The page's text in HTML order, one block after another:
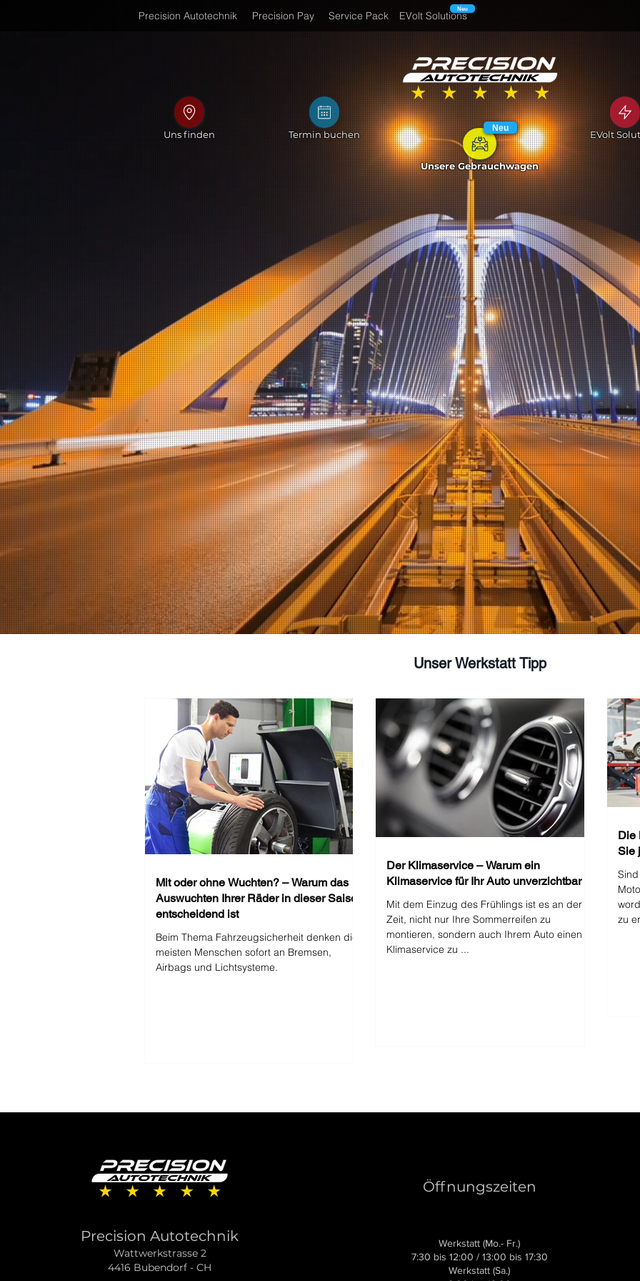
Precision Autotechnik Precision Pay Service Pack EVolt Solutions
Neu
Uns finden Termin buchen
Neu
EVolt
Unsere Gebrauchwagen
Innovative Fahrzeugreparaturen bei
Precision Autotechnik!
Halten Sie Ihr Auto in Bestform mit unseren erstklassigen
Wir sind spezialisiert auf die Wartung und Reparatur von Fahrzeugen aller
Marken, einschließlich modernster Elektroautos.
Buchen Sie noch heute einen Termin und erleben Sie unseren
Service! Ihre Zufriedenheit ist unsere oberste Priorität!
Termin online buchen
Unser Werkstatt Tipp
Mit oder ohne Wuchten? – Warum das
Auswuchten Ihrer Räder in dieser Saison
entscheidend ist
Beim Thema Fahrzeugsicherheit denken die
meisten Menschen sofort an Bremsen,
Airbags und Lichtsysteme.
Der Klimaservice – Warum ein
Klimaservice für Ihr Auto unverzichtbar i
Mit dem Einzug des Frühlings ist es an der
Zeit, nicht nur Ihre Sommerreifen zu
montieren, sondern auch Ihrem Auto einen
Klimaservice zu ...
Die
Sie
zu
Precision Autotechnik
Wattwerkstrasse 2
4416 Bubendorf - CH
Öffnungszeiten
Werkstatt (Mo.- Fr.)
7:30 bis 12:00 / 13:00 bis 17:30
Werkstatt (Sa.)